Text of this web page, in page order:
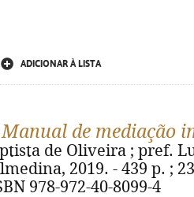
ADICIONAR À LISTA
Manual de mediação
de Oliveira ; pref.
2019. - 439 p. ;
978-972-40-8099-4